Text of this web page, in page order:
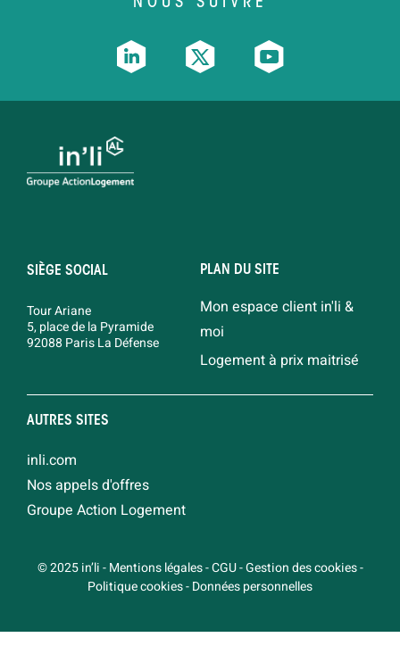
NOUS SUIVRE
SIÈGE SOCIAL
Tour Ariane
5, place de la Pyramide
92088 Paris La Défense
PLAN DU SITE
Mon espace client in'li &
moi
Logement à prix maitrisé
AUTRES SITES
inli.com
Nos appels d'offres
Groupe Action Logement
© 2025 in’li-Mentions légales-CGU-Gestion des cookies-
Politique cookies-Données personnelles